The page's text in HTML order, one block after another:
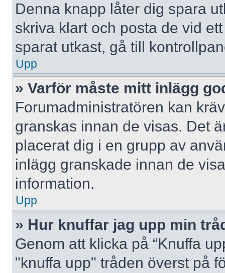
Denna knapp låter dig spara
skriva klart och posta de vid
sparat utkast, gå till
Upp
» Varför måste mitt inlägg
Forumadministratören kan
granskas innan de visas. Det
placerat dig i en grupp av
inlägg granskade innan de
information.
Upp
» Hur knuffar jag upp min
Genom att klicka på “Knuffa
"knuffa upp" tråden överst på